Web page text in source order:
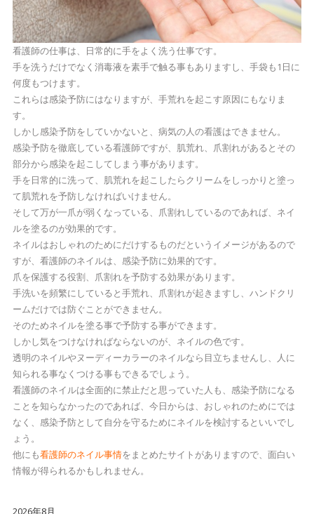
看護師の仕事は、日常的に手をよく洗う仕事です。
手を洗うだけでなく消毒液を素手で触る事もありますし、手袋も1日に
何度もつけます。
これらは感染予防にはなりますが、手荒れを起こす原因にもなりま
す。
しかし感染予防をしていかないと、病気の人の看護はできません。
感染予防を徹底している看護師ですが、肌荒れ、爪割れがあるとその
部分から感染を起こしてしまう事があります。
手を日常的に洗って、肌荒れを起こしたらクリームをしっかりと塗っ
て肌荒れを予防しなければいけません。
そして万が一爪が弱くなっている、爪割れしているのであれば、ネイ
ルを塗るのが効果的です。
ネイルはおしゃれのためにだけするものだというイメージがあるので
すが、看護師のネイルは、感染予防に効果的です。
爪を保護する役割、爪割れを予防する効果があります。
手洗いを頻繁にしていると手荒れ、爪割れが起きますし、ハンドクリ
ームだけでは防ぐことができません。
そのためネイルを塗る事で予防する事ができます。
しかし気をつけなければならないのが、ネイルの色です。
透明のネイルやヌーディーカラーのネイルなら目立ちませんし、人に
知られる事なくつける事もできるでしょう。
看護師のネイルは全面的に禁止だと思っていた人も、感染予防になる
ことを知らなかったのであれば、今日からは、おしゃれのためにでは
なく、感染予防として自分を守るためにネイルを検討するといいでし
ょう。
他にも看護師のネイル事情をまとめたサイトがありますので、面白い
情報が得られるかもしれません。
2026年8月